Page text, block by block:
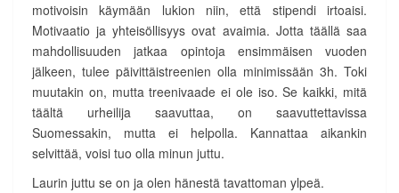
motivoisin käymään lukion niin, että stipendi irtoaisi.
Motivaatio ja yhteisöllisyys ovat avaimia. Jotta täällä saa
mahdollisuuden jatkaa opintoja ensimmäisen vuoden
jälkeen, tulee päivittäistreenien olla minimissään 3h. Toki
muutakin on, mutta treenivaade ei ole iso. Se kaikki, mitä
täältä urheilija saavuttaa, on saavuttettavissa
Suomessakin, mutta ei helpolla. Kannattaa aikankin
selvittää, voisi tuo olla minun juttu.
Laurin juttu se on ja olen hänestä tavattoman ylpeä.